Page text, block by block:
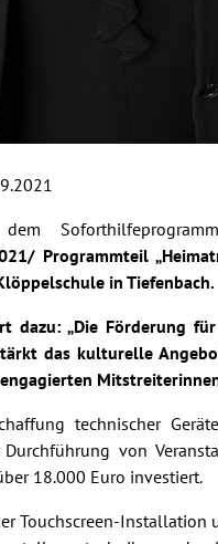
Programmteil
in Tiefenbach.
dazu: „Die Förderung
das kulturelle
technischer
von
18.000 Euro investiert.
Touchscreen-Installation